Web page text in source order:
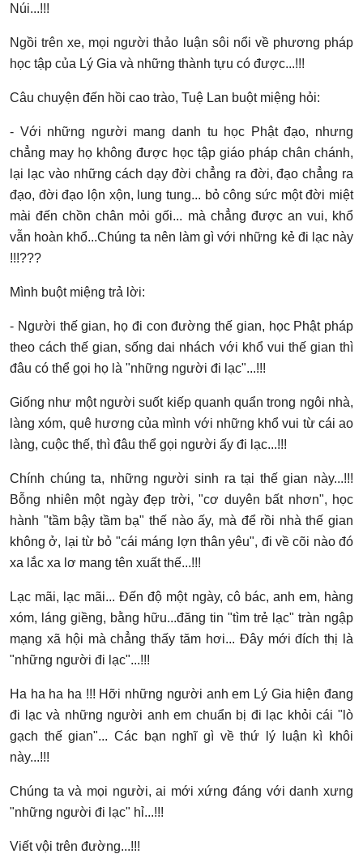
Núi...!!!
Ngồi trên xe, mọi người thảo luận sôi nổi về phương pháp
học tập của Lý Gia và những thành tựu có được...!!!
Câu chuyện đến hồi cao trào, Tuệ Lan buột miệng hỏi:
- Với những người mang danh tu học Phật đạo, nhưng
chẳng may họ không được học tập giáo pháp chân chánh,
lại lạc vào những cách dạy đời chẳng ra đời, đạo chẳng ra
đạo, đời đạo lộn xộn, lung tung... bỏ công sức một đời miệt
mài đến chồn chân mỏi gối... mà chẳng được an vui, khổ
vẫn hoàn khổ...Chúng ta nên làm gì với những kẻ đi lạc này
!!!???
Mình buột miệng trả lời:
- Người thế gian, họ đi con đường thế gian, học Phật pháp
theo cách thế gian, sống dai nhách với khổ vui thế gian thì
đâu có thể gọi họ là "những người đi lạc"...!!!
Giống như một người suốt kiếp quanh quẩn trong ngôi nhà,
làng xóm, quê hương của mình với những khổ vui từ cái ao
làng, cuộc thế, thì đâu thể gọi người ấy đi lạc...!!!
Chính chúng ta, những người sinh ra tại thế gian này...!!!
Bỗng nhiên một ngày đẹp trời, "cơ duyên bất nhơn", học
hành "tầm bậy tầm bạ" thế nào ấy, mà để rồi nhà thế gian
không ở, lại từ bỏ "cái máng lợn thân yêu", đi về cõi nào đó
xa lắc xa lơ mang tên xuất thế...!!!
Lạc mãi, lạc mãi... Đến độ một ngày, cô bác, anh em, hàng
xóm, láng giềng, bằng hữu...đăng tin "tìm trẻ lạc" tràn ngập
mạng xã hội mà chẳng thấy tăm hơi... Đây mới đích thị là
"những người đi lạc"...!!!
Ha ha ha ha !!! Hỡi những người anh em Lý Gia hiện đang
đi lạc và những người anh em chuẩn bị đi lạc khỏi cái "lò
gạch thế gian"... Các bạn nghĩ gì về thứ lý luận kì khôi
này...!!!
Chúng ta và mọi người, ai mới xứng đáng với danh xưng
"những người đi lạc" hỉ...!!!
Viết vội trên đường...!!!